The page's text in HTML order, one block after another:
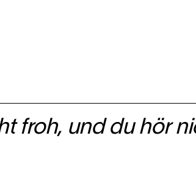
froh, und du hör